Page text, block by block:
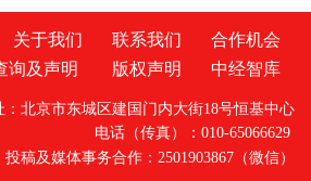
关于我们 联系我们
合作机会
询及声明
版权声明 中经智库
：北京市东城区建国门内大街18号恒基中心
电话（传真）：010-65066629
投稿及媒体事务合作：2501903867（微信）